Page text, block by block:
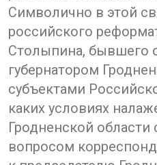
Символично в этой
российского
Столыпина, бывшего
губернатором
субъектами
каких условиях
Гродненской области
вопросом